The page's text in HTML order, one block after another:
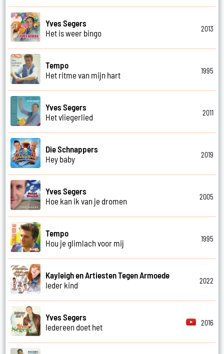
Yves Segers
Het is weer bingo
2013
Tempo
Het ritme van mijn hart
1995
Yves Segers
Het vliegerlied
2011
Die Schnappers
Hey baby
2019
Yves Segers
Hoe kan ik van je dromen
2005
Tempo
Hou je glimlach voor mij
1995
Kayleigh en Artiesten Tegen Armoede
Ieder kind
2022
Yves Segers
Iedereen doet het
2016